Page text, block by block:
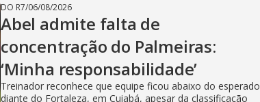
DO R7/06/08/2026
Abel admite falta de
concentração do Palmeiras:
‘Minha responsabilidade’
Treinador reconhece que equipe ficou abaixo do esperado
diante do Fortaleza, em Cuiabá, apesar da classificação